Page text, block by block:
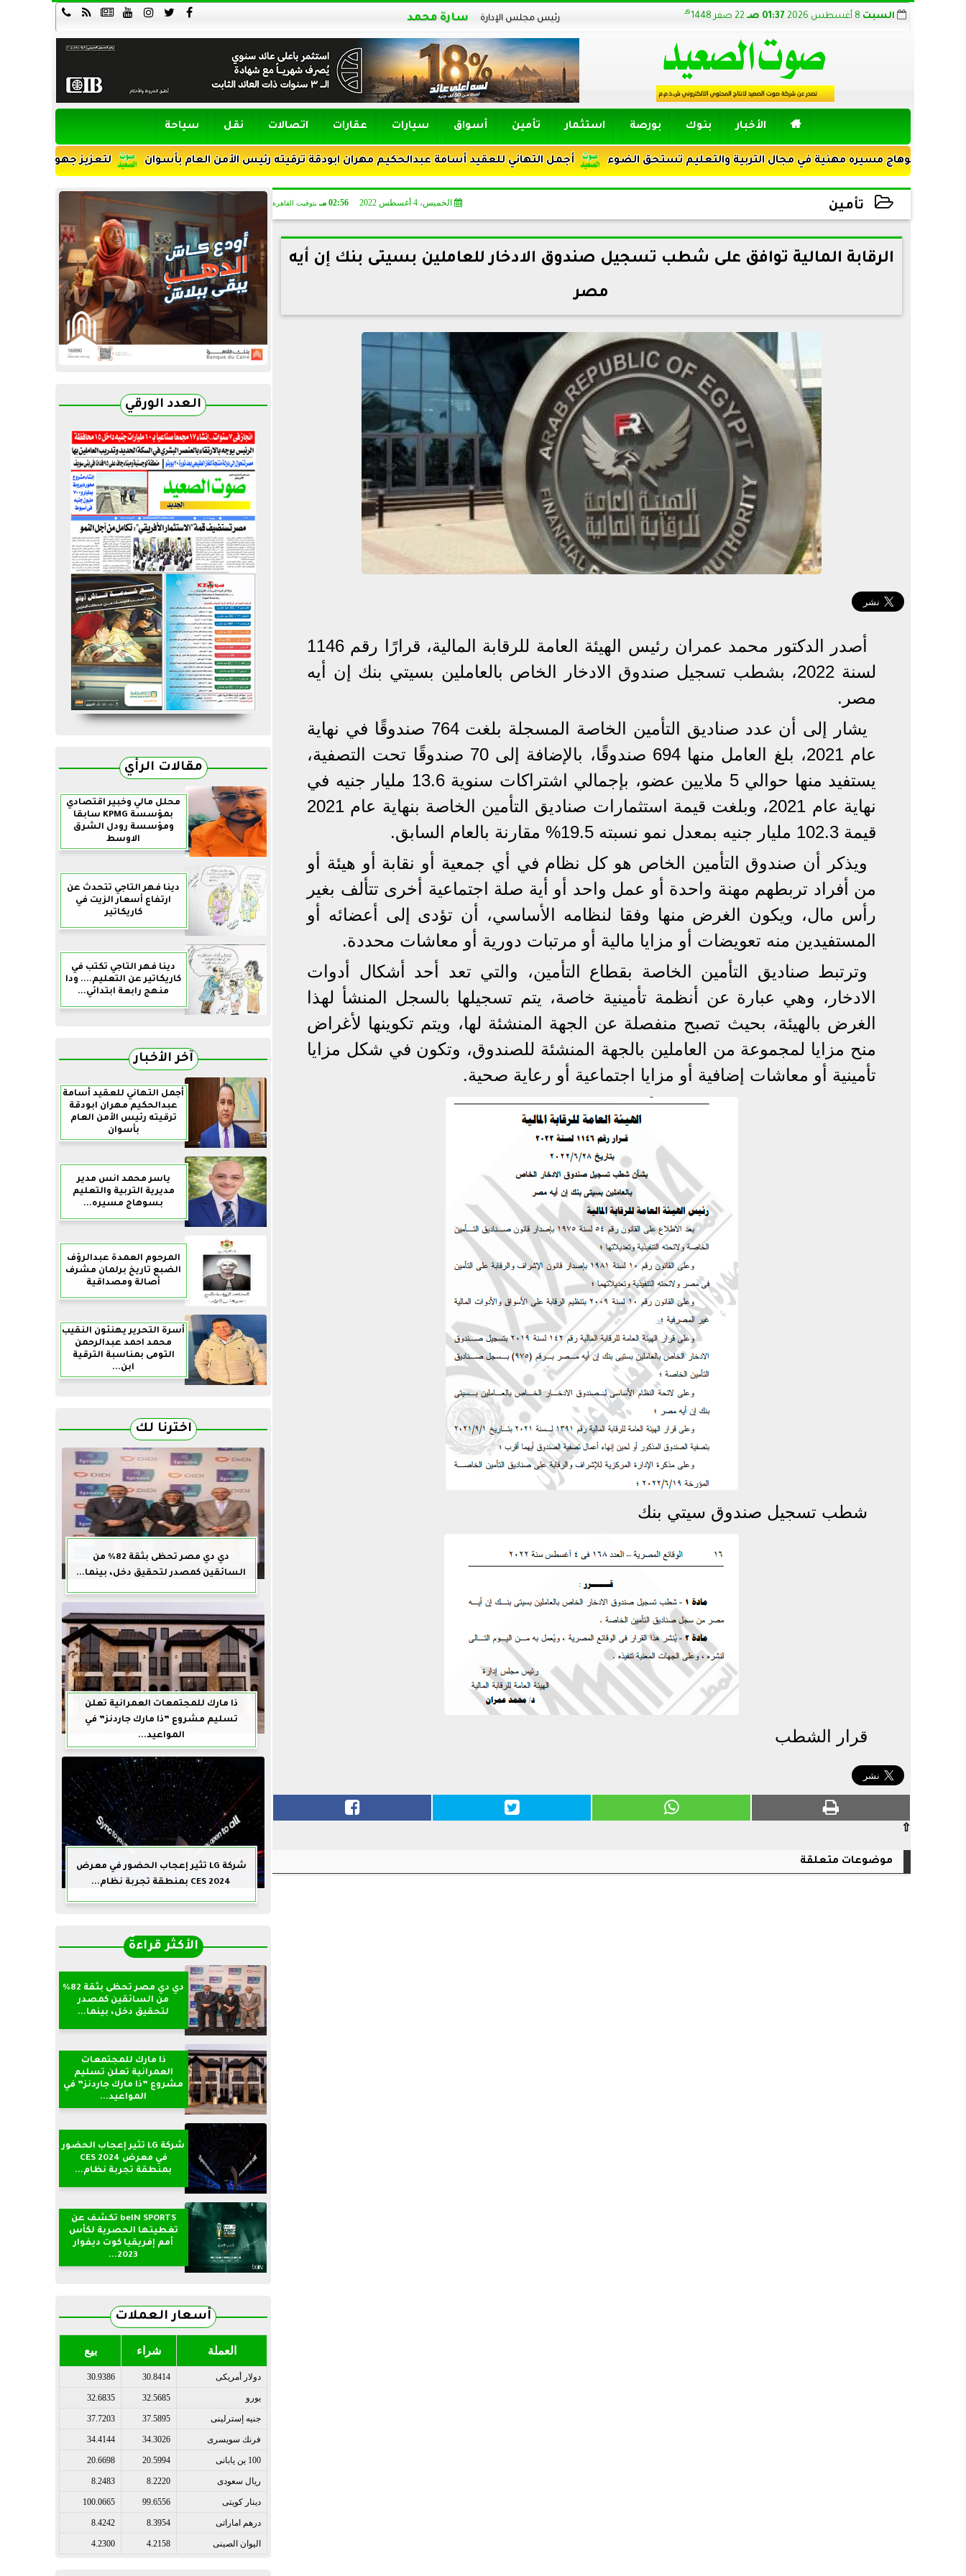






 السبت 01:37 صـ هـ
رئيس مجلس الإدارة سارة محمد
 الأخبار بنوك بورصة استثمار تأمين أسواق سيارات عقارات اتصالات نقل سياحة
لتعزيز جهود التنمية ومواجهة أجمل التهاني للعقيد أسامة عبدالحكيم مهران ابودقة ترقيته رئيس الأمن العام بأسوان مسيره مهنية في مجال التربية والتعليم تستحق الضوء
تأمين الخميس، 4 أغسطس 2022 02:56 مـ بتوقيت القاهرة
2022-08-04 14:56:08
الرقابة المالية توافق على شطب تسجيل صندوق الادخار للعاملين بسيتى بنك إن أيه
مصر
أصدر الدكتور محمد عمران رئيس الهيئة العامة للرقابة المالية، قرارًا رقم 1146
لسنة 2022، بشطب تسجيل صندوق الادخار الخاص بالعاملين بسيتي بنك إن أيه
مصر.
يشار إلى أن عدد صناديق التأمين الخاصة المسجلة بلغت 764 صندوقًا في نهاية
عام 2021، بلغ العامل منها 694 صندوقًا، بالإضافة إلى 70 صندوقًا تحت التصفية،
يستفيد منها حوالي 5 ملايين عضو، بإجمالي اشتراكات سنوية 13.6 مليار جنيه في
نهاية عام 2021، وبلغت قيمة استثمارات صناديق التأمين الخاصة بنهاية عام 2021
قيمة 102.3 مليار جنيه بمعدل نمو نسبته 19.5% مقارنة بالعام السابق.
ويذكر أن صندوق التأمين الخاص هو كل نظام في أي جمعية أو نقابة أو هيئة أو
من أفراد تربطهم مهنة واحدة أو عمل واحد أو أية صلة اجتماعية أخرى تتألف بغير
رأس مال، ويكون الغرض منها وفقا لنظامه الأساسي، أن تؤدى إلى أعضائه أو
المستفيدين منه تعويضات أو مزايا مالية أو مرتبات دورية أو معاشات محددة.
وترتبط صناديق التأمين الخاصة بقطاع التأمين، والتي تعد أحد أشكال أدوات
الادخار، وهي عبارة عن أنظمة تأمينية خاصة، يتم تسجيلها بالسجل المنشأ لهذا
الغرض بالهيئة، بحيث تصبح منفصلة عن الجهة المنشئة لها، ويتم تكوينها لأغراض
منح مزايا لمجموعة من العاملين بالجهة المنشئة للصندوق، وتكون في شكل مزايا
تأمينية أو معاشات إضافية أو مزايا اجتماعية أو رعاية صحية.
شطب تسجيل صندوق سيتي بنك
قرار الشطب
⇧
موضوعات متعلقة
العدد الورقي
مقالات الرأي
محلل مالي وخبير اقتصادي
بمؤسسة KPMG سابقا
ومؤسسة رودل الشرق
الاوسط
دينا فهر التاجي تتحدث عن
ارتفاع أسعار الزيت في
كاريكاتير
دينا فهر التاجي تكتب في
كاريكاتير عن التعليم.... ودا
منهج رابعة ابتدائي...
آخر الأخبار
أجمل التهاني للعقيد أسامة
عبدالحكيم مهران ابودقة
ترقيته رئيس الأمن العام
بأسوان
ياسر محمد انس مدير
مديرية التربية والتعليم
بسوهاج مسيره...
المرحوم العمدة عبدالرؤف
الضبع تاريخ برلمان مشرف
أصالة ومصداقية
أسرة التحرير يهنئون النقيب
محمد احمد عبدالرحمن
التومى بمناسبة الترقية
ابن...
اخترنا لك
دي دي مصر تحظى بثقة 82% من
السائقين كمصدر لتحقيق دخل، بينما...
ذا مارك للمجتمعات العمرانية تعلن
تسليم مشروع ”ذا مارك جاردنز” في
المواعيد...
شركة LG تثير إعجاب الحضور في معرض
CES 2024 بمنطقة تجربة نظام...
الأكثر قراءةً
دي دي مصر تحظى بثقة 82%
من السائقين كمصدر
لتحقيق دخل، بينما...
ذا مارك للمجتمعات
العمرانية تعلن تسليم
مشروع ”ذا مارك جاردنز” في
المواعيد...
شركة LG تثير إعجاب الحضور
في معرض CES 2024
بمنطقة تجربة نظام...
beIN SPORTS تكشف عن
تغطيتها الحصرية لكأس
أمم إفريقيا كوت ديفوار
2023...
أسعار العملات
العملة شراء بيع
دولار أمريكى 30.8414
30.9386
يورو 32.5685
32.6835
جنيه إسترلينى 37.5895
37.7203
فرنك سويسرى 34.3026
34.4144
100 ين يابانى 20.5994
20.6698
ريال سعودى 8.2220
8.2483
دينار كويتى 99.6556
100.0665
درهم اماراتى 8.3954
8.4242
اليوان الصينى 4.2158
4.2300